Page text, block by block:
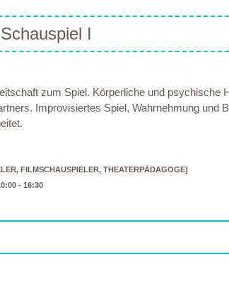
I
zum Spiel. Körperliche und psychische
Improvisiertes Spiel, Wahrnehmung und
FILMSCHAUSPIELER, THEATERPÄDAGOGE]
- 16:30